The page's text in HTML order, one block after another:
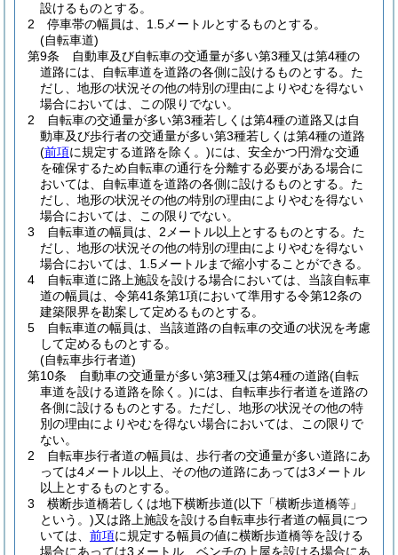
設けるものとする。
2
停車帯の幅員は、1.5メートルとするものとする。
(自転車道)
第9条
自動車及び自転車の交通量が多い第3種又は第4種の
道路には、自転車道を道路の各側に設けるものとする。 た
だし、地形の状況その他の特別の理由によりやむを得ない
場合においては、この限りでない。
2
自転車の交通量が多い第3種若しくは第4種の道路又は自
動車及び歩行者の交通量が多い第3種若しくは第4種の道路
(前項に規定する道路を除く。)には、安全かつ円滑な交通
を確保するため自転車の通行を分離する必要がある場合に
おいては、自転車道を道路の各側に設けるものとする。 た
だし、地形の状況その他の特別の理由によりやむを得ない
場合においては、この限りでない。
3
自転車道の幅員は、2メートル以上とするものとする。 た
だし、地形の状況その他の特別の理由によりやむを得ない
場合においては、1.5メートルまで縮小することができる。
4
自転車道に路上施設を設ける場合においては、当該自転車
道の幅員は、令第41条第1項において準用する令第12条の
建築限界を勘案して定めるものとする。
5
自転車道の幅員は、当該道路の自転車の交通の状況を考慮
して定めるものとする。
(自転車歩行者道)
第10条
自動車の交通量が多い第3種又は第4種の道路(自転
車道を設ける道路を除く。)には、自転車歩行者道を道路の
各側に設けるものとする。 ただし、地形の状況その他の特
別の理由によりやむを得ない場合においては、この限りで
ない。
2
自転車歩行者道の幅員は、歩行者の交通量が多い道路にあ
っては4メートル以上、その他の道路にあっては3メートル
以上とするものとする。
3
横断歩道橋若しくは地下横断歩道(以下「横断歩道橋等」
という。)又は路上施設を設ける自転車歩行者道の幅員につ
いては、 前項に規定する幅員の値に横断歩道橋等を設ける
場合にあっては3メートル、ベンチの上屋を設ける場合にあ